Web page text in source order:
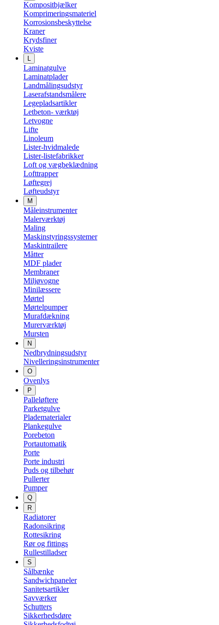
Kompositbjælker
Komprimeringsmateriel
Korrosionsbeskyttelse
Kraner
Krydsfiner
Kviste
L
Laminatgulve
Laminatplader
Landmålingsudstyr
Laserafstandsmålere
Legepladsartikler
Letbeton- værktøj
Letvogne
Lifte
Linoleum
Lister-hvidmalede
Lister-listefabrikker
Loft og vægbeklædning
Lofttrapper
Løftegrej
Løfteudstyr
M
Måleinstrumenter
Malerværktøj
Maling
Maskinstyringssystemer
Maskintrailere
Måtter
MDF plader
Membraner
Miljøvogne
Minilæssere
Mørtel
Mørtelpumper
Murafdækning
Murerværktøj
Mursten
N
Nedbrydningsudstyr
Nivelleringsinstrumenter
O
Ovenlys
P
Palleløftere
Parketgulve
Pladematerialer
Plankegulve
Porebeton
Portautomatik
Porte
Porte industri
Puds og tilbehør
Pullerter
Pumper
Q
R
Radiatorer
Radonsikring
Rottesikring
Rør og fittings
Rullestilladser
S
Sålbænke
Sandwichpaneler
Sanitetsartikler
Savværker
Schutters
Sikkerhedsdøre